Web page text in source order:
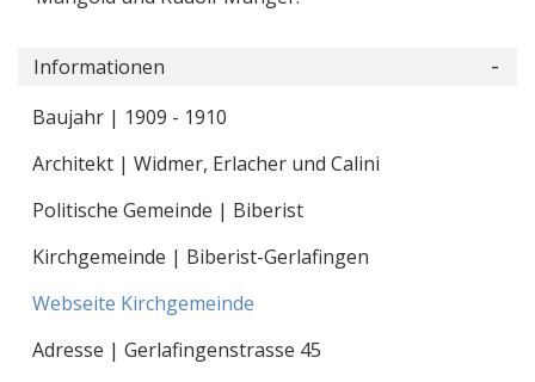
Informationen
Baujahr | 1909 - 1910
Architekt | Widmer, Erlacher und Calini
Politische Gemeinde | Biberist
Kirchgemeinde | Biberist-Gerlafingen
Webseite Kirchgemeinde
Adresse | Gerlafingenstrasse 45